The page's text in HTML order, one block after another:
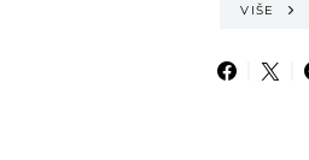
VIŠE